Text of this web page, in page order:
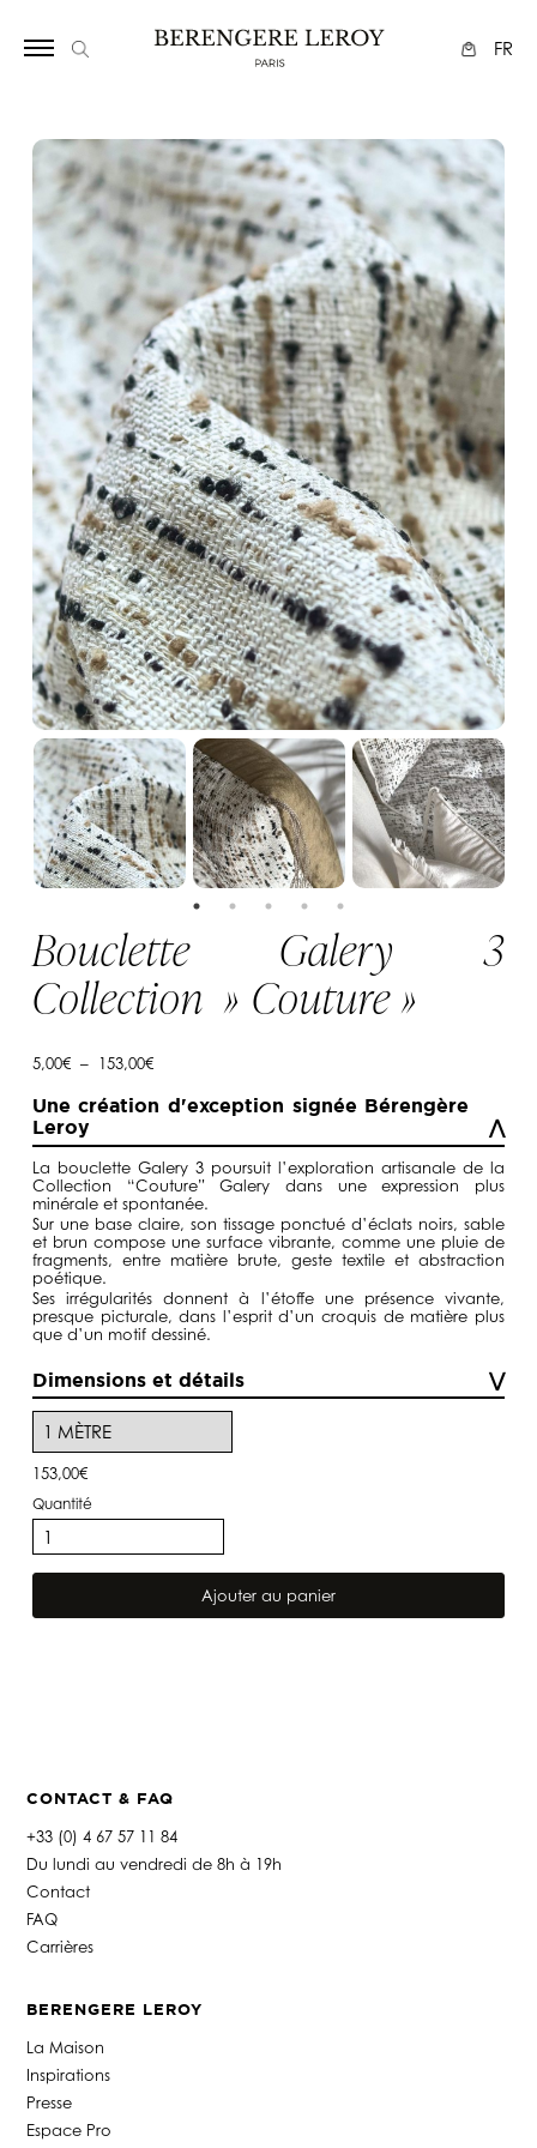
FR
Bouclette Galery 3
Collection » Couture »
5,00€ – 153,00€Plage
5,00€
Une création d'exception signée Bérengère
Leroy
La bouclette Galery 3 poursuit l’exploration artisanale de la
Collection “Couture” Galery dans une expression plus
minérale et spontanée.
Sur une base claire, son tissage ponctué d’éclats noirs, sable
et brun compose une surface vibrante, comme une pluie de
fragments, entre matière brute, geste textile et abstraction
poétique.
Ses irrégularités donnent à l’étoffe une présence vivante,
presque picturale, dans l’esprit d’un croquis de matière plus
que d’un motif dessiné.
Dimensions et détails
153,00€
quantité
de
Bouclette
Galery
Ajouter au panier
CONTACT & FAQ
+33 (0) 4 67 57 11 84
Du lundi au vendredi de 8h à 19h
Contact
FAQ
Carrières
BERENGERE LEROY
La Maison
Inspirations
Presse
Espace Pro